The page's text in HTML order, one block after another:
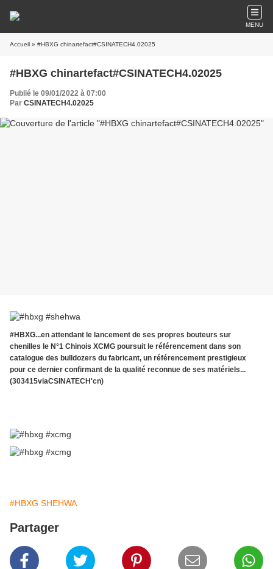
MENU
Accueil » #HBXG chinartefact#CSINATECH4.02025
#HBXG chinartefact#CSINATECH4.02025
Publié le 09/01/2022 à 07:00
Par CSINATECH4.02025
#HBXG...en attendant le lancement de ses propres bouteurs sur
chenilles le N°1 Chinois XCMG poursuit le référencement dans son
catalogue des bulldozers du fabricant, un référencement prestigieux
pour ce dernier confirmant de la qualité reconnue de ses matériels...
(303415viaCSINATECH'cn)
#HBXG SHEHWA
Partager